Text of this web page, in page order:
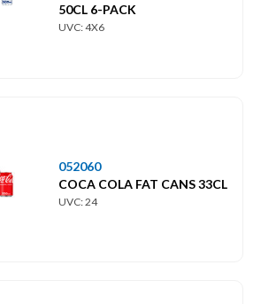
50CL 6-PACK
UVC: 4X6
052060
COCA COLA FAT CANS 33CL
UVC: 24